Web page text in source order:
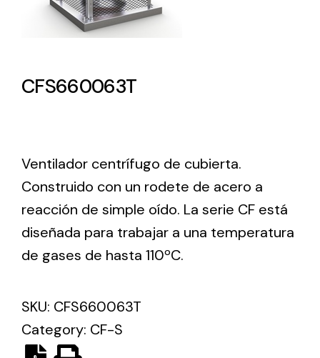
Lighting and Electrical
Complete solutions in lighting and electrical
ventilación industriales
CFS660063T
Ventilador centrífugo de cubierta.
Construido con un rodete de acero a
reacción de simple oído. La serie CF está
diseñada para trabajar a una temperatura
de gases de hasta 110ºC.
SKU: CFS660063T
Category: CF-S